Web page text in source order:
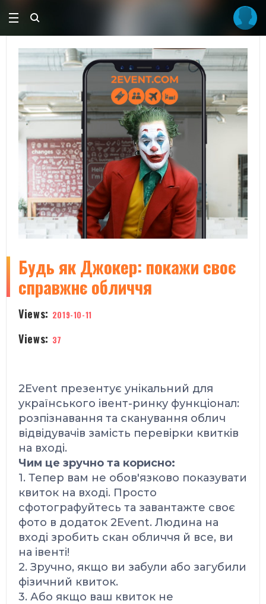
Будь як Джокер: покажи своє
справжнє обличчя
Views: 2019-10-11
Views: 37
2Event презентує унікальний для
українського івент-ринку функціонал:
розпізнавання та сканування облич
відвідувачів замість перевірки квитків
на вході.
Чим це зручно та корисно:
1. Тепер вам не обов'язково показувати
квиток на вході. Просто
cфотографуйтесь та завантажте своє
фото в додаток 2Event. Людина на
вході зробить скан обличчя й все, ви
на івенті!
2. Зручно, якщо ви забули або загубили
фізичний квиток.
3. Або якщо ваш квиток не